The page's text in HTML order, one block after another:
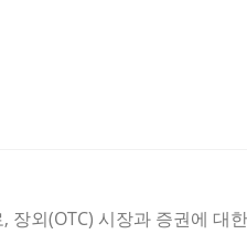
외(OTC) 시장과 증권에 대